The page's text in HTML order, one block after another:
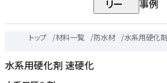
リー
事例
トップ /材料一覧 /防水材 /水系用硬化
水系用硬化剤 速硬化